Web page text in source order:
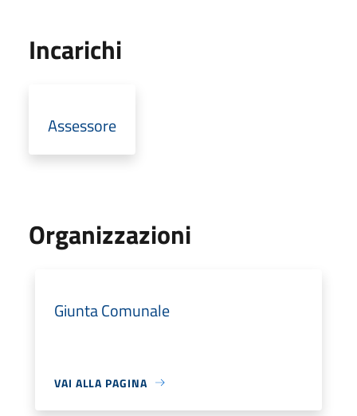
Incarichi
Assessore
Organizzazioni
Giunta Comunale
VAI ALLA PAGINA